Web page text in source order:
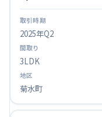
2025年Q2
3LDK
菊水町